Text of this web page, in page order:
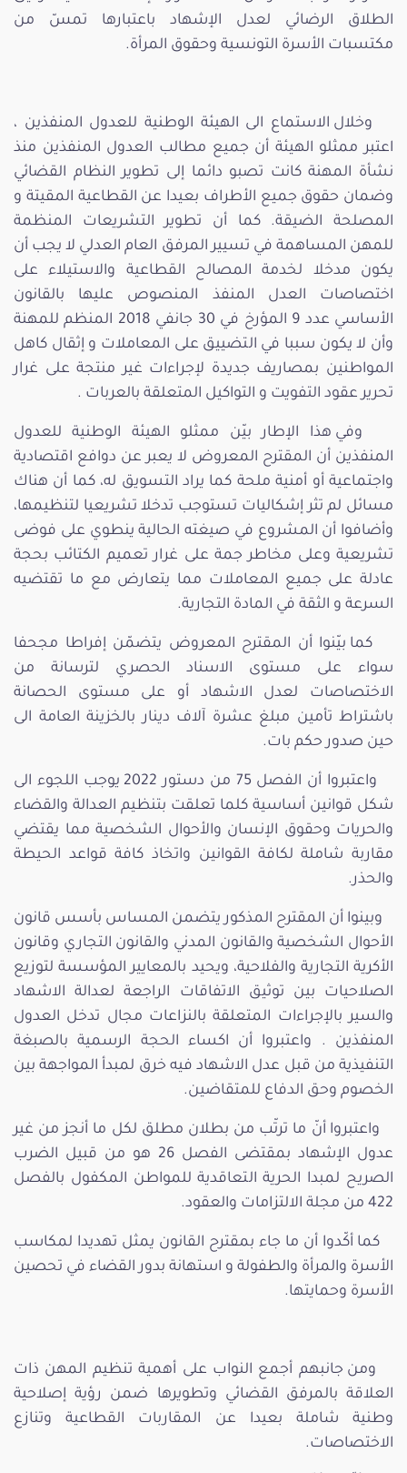
الطلاق الرضائي لعدل الإشهاد باعتبارها تمسّ من
مكتسبات الأسرة التونسية وحقوق المرأة.
وخلال الاستماع الى الهيئة الوطنية للعدول المنفذين ،
اعتبر ممثلو الهيئة أن جميع مطالب العدول المنفذين منذ
نشأة المهنة كانت تصبو دائما إلى تطوير النظام القضائي
وضمان حقوق جميع الأطراف بعيدا عن القطاعية المقيتة و
المصلحة الضيقة. كما أن تطوير التشريعات المنظمة
للمهن المساهمة في تسيير المرفق العام العدلي لا يجب أن
يكون مدخلا لخدمة المصالح القطاعية والاستيلاء على
اختصاصات العدل المنفذ المنصوص عليها بالقانون
الأساسي عدد 9 المؤرخ في 30 جانفي 2018 المنظم للمهنة
وأن لا يكون سببا في التضييق على المعاملات و إثقال كاهل
المواطنين بمصاريف جديدة لإجراءات غير منتجة على غرار
تحرير عقود التفويت و التواكيل المتعلقة بالعربات .
وفي هذا الإطار بيّن ممثلو الهيئة الوطنية للعدول
المنفذين أن المقترح المعروض لا يعبر عن دوافع اقتصادية
واجتماعية أو أمنية ملحة كما يراد التسويق له، كما أن هناك
مسائل لم تثر إشكاليات تستوجب تدخلا تشريعيا لتنظيمها،
وأضافوا أن المشروع في صيغته الحالية ينطوي على فوضى
تشريعية وعلى مخاطر جمة على غرار تعميم الكتائب بحجة
عادلة على جميع المعاملات مما يتعارض مع ما تقتضيه
السرعة و الثقة في المادة التجارية.
كما بيّنوا أن المقترح المعروض يتضمّن إفراطا مجحفا
سواء على مستوى الاسناد الحصري لترسانة من
الاختصاصات لعدل الاشهاد أو على مستوى الحصانة
باشتراط تأمين مبلغ عشرة آلاف دينار بالخزينة العامة الى
حين صدور حكم بات.
واعتبروا أن الفصل 75 من دستور 2022 يوجب اللجوء الى
شكل قوانين أساسية كلما تعلقت بتنظيم العدالة والقضاء
والحريات وحقوق الإنسان والأحوال الشخصية مما يقتضي
مقاربة شاملة لكافة القوانين واتخاذ كافة قواعد الحيطة
والحذر.
وبينوا أن المقترح المذكور يتضمن المساس بأسس قانون
الأحوال الشخصية والقانون المدني والقانون التجاري وقانون
الأكرية التجارية والفلاحية، ويحيد بالمعايير المؤسسة لتوزيع
الصلاحيات بين توثيق الاتفاقات الراجعة لعدالة الاشهاد
والسير بالإجراءات المتعلقة بالنزاعات مجال تدخل العدول
المنفذين . واعتبروا أن اكساء الحجة الرسمية بالصبغة
التنفيذية من قبل عدل الاشهاد فيه خرق لمبدأ المواجهة بين
الخصوم وحق الدفاع للمتقاضين.
واعتبروا أنّ ما ترتّب من بطلان مطلق لكل ما أنجز من غير
عدول الإشهاد بمقتضى الفصل 26 هو من قبيل الضرب
الصريح لمبدا الحرية التعاقدية للمواطن المكفول بالفصل
422 من مجلة الالتزامات والعقود.
كما أكّدوا أن ما جاء بمقترح القانون يمثل تهديدا لمكاسب
الأسرة والمرأة والطفولة و استهانة بدور القضاء في تحصين
الأسرة وحمايتها.
ومن جانبهم أجمع النواب على أهمية تنظيم المهن ذات
العلاقة بالمرفق القضائي وتطويرها ضمن رؤية إصلاحية
وطنية شاملة بعيدا عن المقاربات القطاعية وتنازع
الاختصاصات.